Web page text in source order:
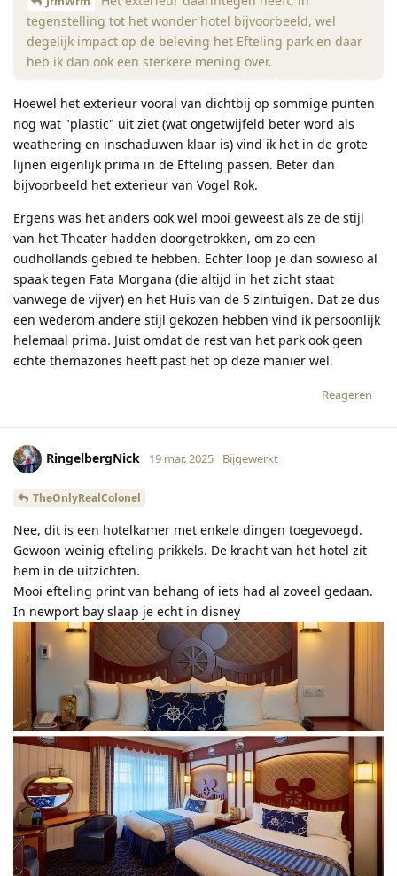
tegenstelling tot het wonder hotel bijvoorbeeld, wel
degelijk impact op de beleving het Efteling park en daar
heb ik dan ook een sterkere mening over.
Hoewel het exterieur vooral van dichtbij op sommige punten
nog wat "plastic" uit ziet (wat ongetwijfeld beter word als
weathering en inschaduwen klaar is) vind ik het in de grote
lijnen eigenlijk prima in de Efteling passen. Beter dan
bijvoorbeeld het exterieur van Vogel Rok.
Ergens was het anders ook wel mooi geweest als ze de stijl
van het Theater hadden doorgetrokken, om zo een
oudhollands gebied te hebben. Echter loop je dan sowieso al
spaak tegen Fata Morgana (die altijd in het zicht staat
vanwege de vijver) en het Huis van de 5 zintuigen. Dat ze dus
een wederom andere stijl gekozen hebben vind ik persoonlijk
helemaal prima. Juist omdat de rest van het park ook geen
echte themazones heeft past het op deze manier wel.
Reageren
RingelbergNick 19 mar. 2025 Bijgewerkt
TheOnlyRealColonel
Nee, dit is een hotelkamer met enkele dingen toegevoegd.
Gewoon weinig efteling prikkels. De kracht van het hotel zit
hem in de uitzichten.
Mooi efteling print van behang of iets had al zoveel gedaan.
In newport bay slaap je echt in disney